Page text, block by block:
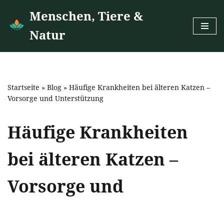
Zum
springen
Menschen, Tiere &
Natur
Startseite » Blog » Häufige Krankheiten bei älteren Katzen –
Vorsorge und Unterstützung
Häufige Krankheiten
bei älteren Katzen –
Vorsorge und